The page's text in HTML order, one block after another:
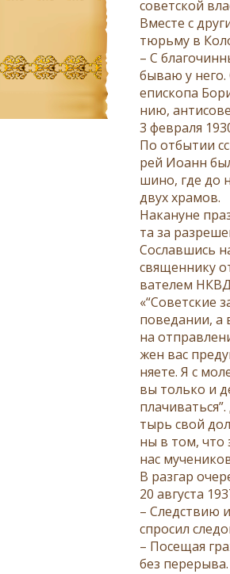
со­вет­ской
Вме­сте с
тюрь­му в
– С
бы­ваю у
епи­ско­па
нию,
3 фев­ра­ля
По от­бы­тии
рей Иоанн
ши­но, где до
двух хра­мов.
На­ка­нуне
та за
Со­слав­шись
свя­щен­ни­ку
ва­те­лем
«“Со­вет­ские
по­ве­да­нии, а
на
жен вас
ня­е­те. Я с
вы толь­ко и
тырь свой
ны в том, что
нас
В раз­гар
20 ав­гу­ста
– След­ствию
спро­сил
– По­се­щая
без пе­ре­ры­ва.